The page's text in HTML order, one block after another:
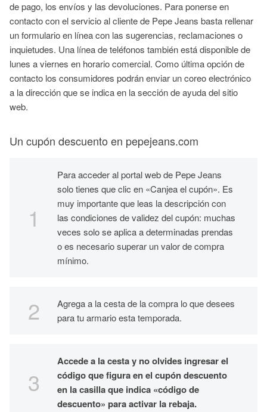
de pago, los envíos y las devoluciones. Para ponerse en
contacto con el servicio al cliente de Pepe Jeans basta rellenar
un formulario en línea con las sugerencias, reclamaciones o
inquietudes. Una línea de teléfonos también está disponible de
lunes a viernes en horario comercial. Como última opción de
contacto los consumidores podrán enviar un coreo electrónico
a la dirección que se indica en la sección de ayuda del sitio
web.
Un cupón descuento en pepejeans.com
Para acceder al portal web de Pepe Jeans
solo tienes que clic en «Canjea el cupón». Es
muy importante que leas la descripción con
las condiciones de validez del cupón: muchas
veces solo se aplica a determinadas prendas
o es necesario superar un valor de compra
mínimo.
Agrega a la cesta de la compra lo que desees
para tu armario esta temporada.
Accede a la cesta y no olvides ingresar el
código que figura en el cupón descuento
en la casilla que indica «código de
descuento» para activar la rebaja.